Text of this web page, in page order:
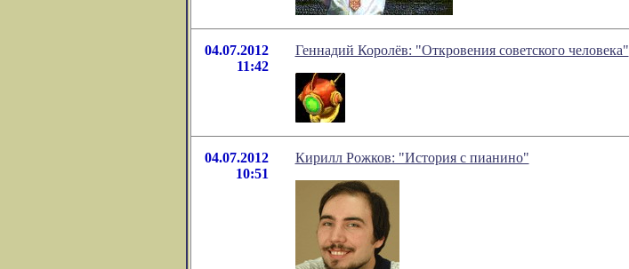
04.07.2012
11:42
Геннадий Королёв: "Откровения советского человека"
04.07.2012
10:51
Кирилл Рожков: "История с пианино"